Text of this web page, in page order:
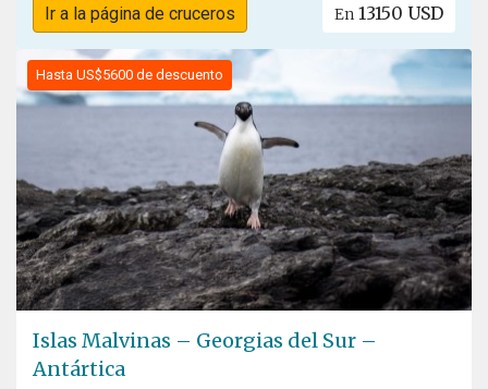
Ir a la página de cruceros En 13150 USD
Hasta US$5600 de descuento
Islas Malvinas – Georgias del Sur –
Antártica